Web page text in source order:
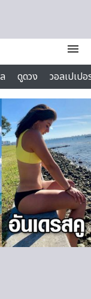
menu
ดูดวง
วอลเปเป